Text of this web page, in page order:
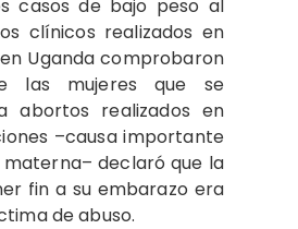
casos de bajo peso al
clínicos realizados en
Uganda comprobaron
las mujeres que se
abortos realizados en
–causa importante
declaró que la
fin a su embarazo era
de abuso.